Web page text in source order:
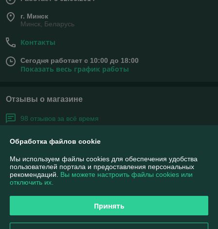
г. Минск
Минск, Беларусь
Контакты
Сегодня работает с 10:00 до 18:00
Показать весь график работы
Отзывы о магазине
98 отзывов за всё время
Олег
Покупал Ёлку Принцессу Темную 2.7 м . отправили быстро без
лишних слов и предоплаты . Сегодня забрал уже установил . Ну
живую ребят она реально офигенная . Пышная большая широкая
литая пропусков нет . Лично я совету мужской глаз радует . )))
спасибо продавцу . Ну и у меня фото получилось ни че такая )))
Обработка файлов cookie
Мы используем файлы cookies для обеспечения удобства
пользователей портала и предоставления персональных
рекомендаций. Вы можете настроить файлы cookies или
отключить их.
Принять